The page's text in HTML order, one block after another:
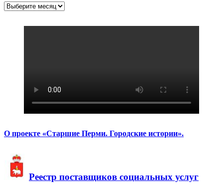
Архивы
О проекте «Старшие Перми. Городские истории».
Реестр поставщиков социальных услуг